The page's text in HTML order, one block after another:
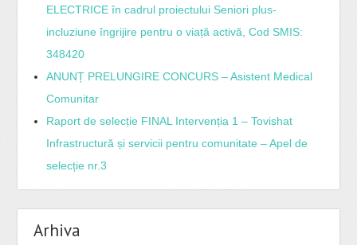
ELECTRICE în cadrul proiectului Seniori plus-
incluziune îngrijire pentru o viață activă, Cod SMIS:
348420
ANUNȚ PRELUNGIRE CONCURS – Asistent Medical
Comunitar
Raport de selecție FINAL Intervenția 1 – Tovishat
Infrastructură și servicii pentru comunitate – Apel de
selecție nr.3
Arhiva